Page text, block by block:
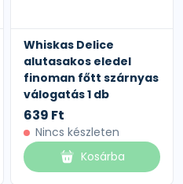
Whiskas Delice
alutasakos eledel
finoman főtt szárnyas
válogatás 1 db
639 Ft
Nincs készleten
Kosárba